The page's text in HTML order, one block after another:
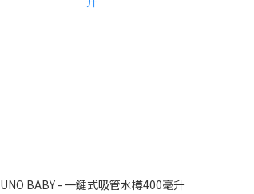
UNO BABY - 一鍵式吸管水樽400毫升